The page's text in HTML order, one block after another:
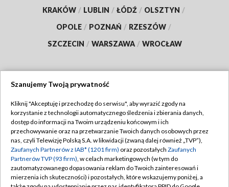
KRAKÓW / LUBLIN / ŁÓDŹ / OLSZTYN /
OPOLE / POZNAŃ / RZESZÓW /
SZCZECIN / WARSZAWA / WROCŁAW
TVP
Abonament TVP
Emisja w TVP
Centrum informacji TVP
Naziemna Telewizja Cyfrowa
Regulamin TVP
Polityka prywatności
Moje zgody
Pomoc
Szanujemy Twoją prywatność
Kliknij "Akceptuję i przechodzę do serwisu", aby wyrazić zgody na
korzystanie z technologii automatycznego śledzenia i zbierania danych,
dostęp do informacji na Twoim urządzeniu końcowym i ich
przechowywanie oraz na przetwarzanie Twoich danych osobowych przez
nas, czyli Telewizję Polską S.A. w likwidacji (zwaną dalej również „TVP”),
Zaufanych Partnerów z IAB* (1201 firm) oraz pozostałych Zaufanych
Partnerów TVP (93 firm), w celach marketingowych (w tym do
zautomatyzowanego dopasowania reklam do Twoich zainteresowań i
mierzenia ich skuteczności) i pozostałych, które wskazujemy poniżej, a